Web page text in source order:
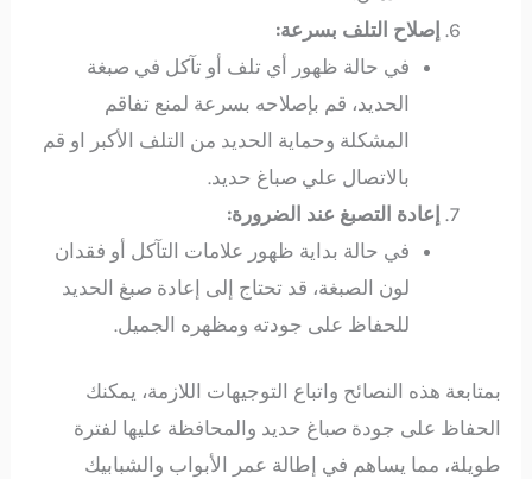
إصلاح التلف بسرعة:
في حالة ظهور أي تلف أو تآكل في صبغة
الحديد، قم بإصلاحه بسرعة لمنع تفاقم
المشكلة وحماية الحديد من التلف الأكبر او قم
بالاتصال علي صباغ حديد.
إعادة التصبغ عند الضرورة:
في حالة بداية ظهور علامات التآكل أو فقدان
لون الصبغة، قد تحتاج إلى إعادة صبغ الحديد
للحفاظ على جودته ومظهره الجميل.
بمتابعة هذه النصائح واتباع التوجيهات اللازمة، يمكنك
الحفاظ على جودة صباغ حديد والمحافظة عليها لفترة
طويلة، مما يساهم في إطالة عمر الأبواب والشبابيك